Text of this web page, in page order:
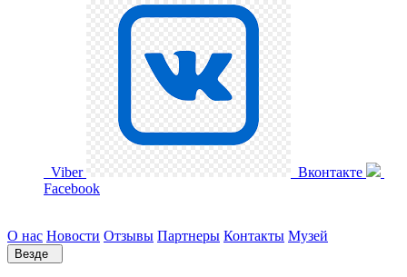
Viber
Вконтакте
Facebook
О нас Новости Отзывы Партнеры Контакты Музей
Везде